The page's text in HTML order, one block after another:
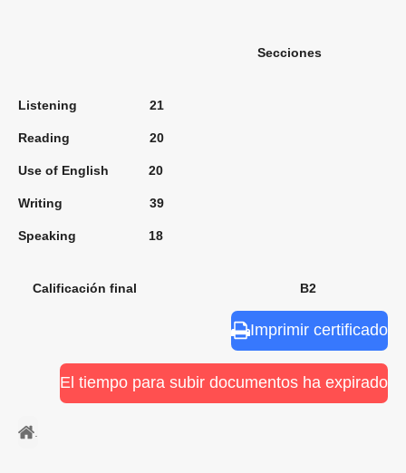
Secciones
Listening 21
Reading 20
Use of English 20
Writing 39
Speaking 18
Calificación final B2
Imprimir certificado
El tiempo para subir documentos ha expirado
.